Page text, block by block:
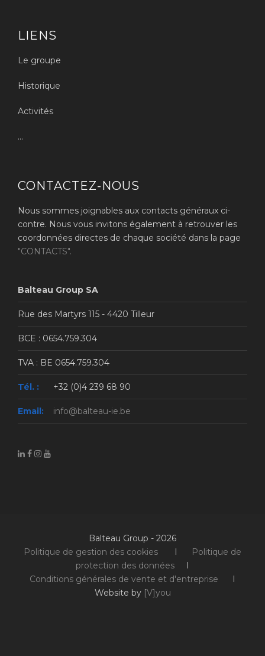
LIENS
Le groupe
Historique
Activités
...
CONTACTEZ-NOUS
Nous sommes joignables aux contacts généraux ci-
contre. Nous vous invitons également à retrouver les
coordonnées directes de chaque société dans la page
"CONTACTS".
Balteau Group SA
Rue des Martyrs 115 - 4420 Tilleur
BCE : 0654.759.304
TVA : BE 0654.759.304
Tél. : +32 (0)4 239 68 90
Email: info@balteau-ie.be
Balteau Group - 2026
Politique de gestion des cookies I
Politique de
protection des données I
Conditions générales de vente et d'entreprise I
Website by [V]you